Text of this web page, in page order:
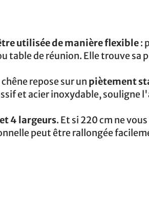
utilisée de manière flexible:
table de réunion. Elle trouve sa
repose sur un piètement
et acier inoxydable, souligne
4 largeurs. Et si 220 cm ne
peut être rallongée